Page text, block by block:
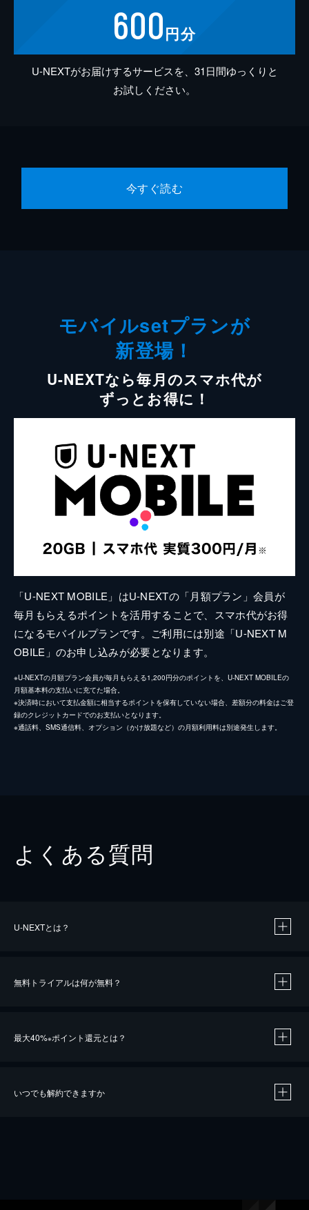
600円分
U-NEXTがお届けするサービスを、31日間ゆっくりと
お試しください。
今すぐ読む
モバイルsetプランが
新登場！
U-NEXTなら毎月のスマホ代が
ずっとお得に！
「U-NEXT MOBILE」はU-NEXTの「月額プラン」会員が
毎月もらえるポイントを活用することで、スマホ代がお得
になるモバイルプランです。ご利用には別途「U-NEXT M
OBILE」のお申し込みが必要となります。
※U-NEXTの月額プラン会員が毎月もらえる1,200円分のポイントを、U-NEXT MOBILEの
月額基本料の支払いに充てた場合。
※決済時において支払金額に相当するポイントを保有していない場合、差額分の料金はご登
録のクレジットカードでのお支払いとなります。
※通話料、SMS通信料、オプション（かけ放題など）の月額利用料は別途発生します。
よくある質問
U-NEXTとは？
無料トライアルは何が無料？
最大40%※ポイント還元とは？
いつでも解約できますか